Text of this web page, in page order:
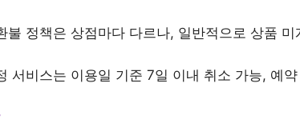
불 정책은 상점마다 다르나, 일반적으로 상품
서비스는 이용일 기준 7일 이내 취소 가능, 예